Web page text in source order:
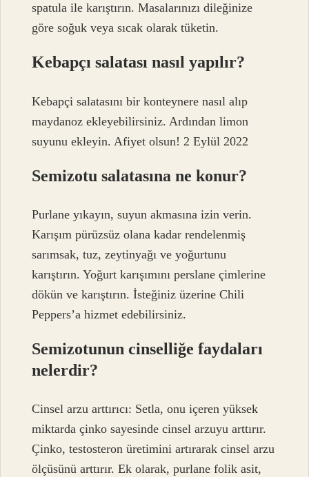
spatula ile karıştırın. Masalarınızı dileğinize
göre soğuk veya sıcak olarak tüketin.
Kebapçı salatası nasıl yapılır?
Kebapçi salatasını bir konteynere nasıl alıp
maydanoz ekleyebilirsiniz. Ardından limon
suyunu ekleyin. Afiyet olsun! 2 Eylül 2022
Semizotu salatasına ne konur?
Purlane yıkayın, suyun akmasına izin verin.
Karışım pürüzsüz olana kadar rendelenmiş
sarımsak, tuz, zeytinyağı ve yoğurtunu
karıştırın. Yoğurt karışımını perslane çimlerine
dökün ve karıştırın. İsteğiniz üzerine Chili
Peppers’a hizmet edebilirsiniz.
Semizotunun cinselliğe faydaları
nelerdir?
Cinsel arzu arttırıcı: Setla, onu içeren yüksek
miktarda çinko sayesinde cinsel arzuyu arttırır.
Çinko, testosteron üretimini artırarak cinsel arzu
ölçüsünü arttırır. Ek olarak, purlane folik asit,